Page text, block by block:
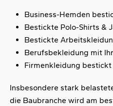
Business-Hemden
Bestickte Polo-Shirts &
Bestickte
Berufsbekleidung mit
Firmenkleidung bestickt
Insbesondere stark
die Baubranche wird am